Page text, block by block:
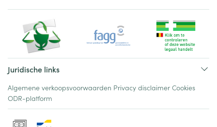
Juridische links
Algemene verkoopsvoorwaarden Privacy disclaimer Cookies
ODR-platform